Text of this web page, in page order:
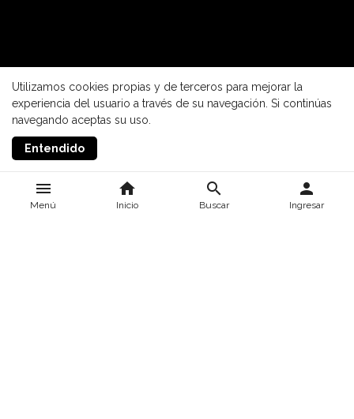
menu
Menú
home
Inicio
search
Buscar
person
Ingresar
Utilizamos cookies propias y de terceros para mejorar la
experiencia del usuario a través de su navegación. Si continúas
navegando aceptas su uso.
Entendido